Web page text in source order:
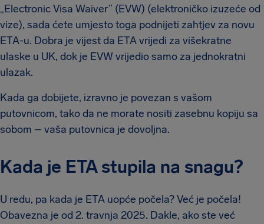
„Electronic Visa Waiver” (EVW) (elektroničko izuzeće od
vize), sada ćete umjesto toga podnijeti zahtjev za novu
ETA-u. Dobra je vijest da ETA vrijedi za višekratne
ulaske u UK, dok je EVW vrijedio samo za jednokratni
ulazak.
Kada ga dobijete, izravno je povezan s vašom
putovnicom, tako da ne morate nositi zasebnu kopiju sa
sobom – vaša putovnica je dovoljna.
Kada je ETA stupila na snagu?
U redu, pa kada je ETA uopće počela? Već je počela!
Obavezna je od 2. travnja 2025. Dakle, ako ste već